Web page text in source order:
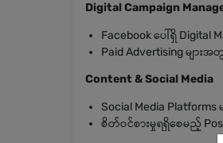
Digital Campaign
Facebook ပေါ်ရှိ
Paid Advertising မျာ
Content & Social Media
Social Media Platforms
စိတ်ဝင်စားမှုရရှိစေမည့်